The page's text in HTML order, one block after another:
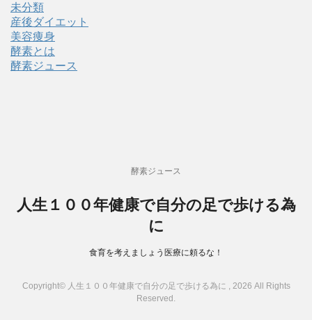
未分類
産後ダイエット
美容痩身
酵素とは
酵素ジュース
酵素ジュース
人生１００年健康で自分の足で歩ける為
に
食育を考えましょう医療に頼るな！
Copyright© 人生１００年健康で自分の足で歩ける為に , 2026 All Rights
Reserved.